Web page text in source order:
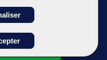
© 1999 - 2026